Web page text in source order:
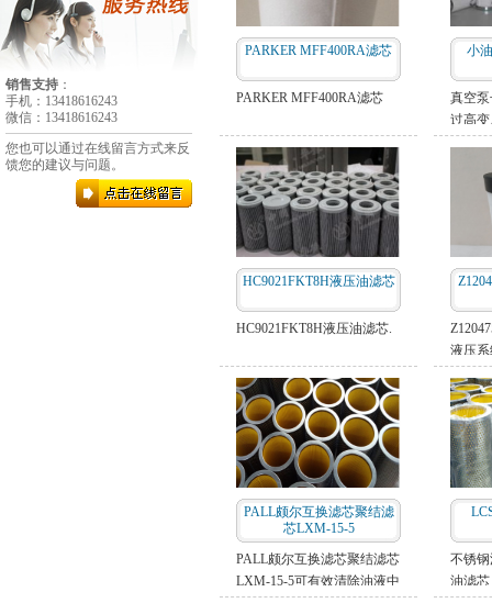
销售支持 ：
手机：13418616243
微信：13418616243
您也可以通过在线留言方式来反
馈您的建议与问题。
PARKER MFF400RA滤芯
PARKER MFF400RA滤芯
小
真空
过高
泵每
油雾
滤芯
HC9021FKT8H液压油滤芯
HC9021FKT8H液压油滤芯.
液压
质，
染度。
PALL颇尔互换滤芯聚结滤
芯LXM-15-5
PALL颇尔互换滤芯聚结滤芯
LXM-15-5可有效清除油液中
不锈
油滤